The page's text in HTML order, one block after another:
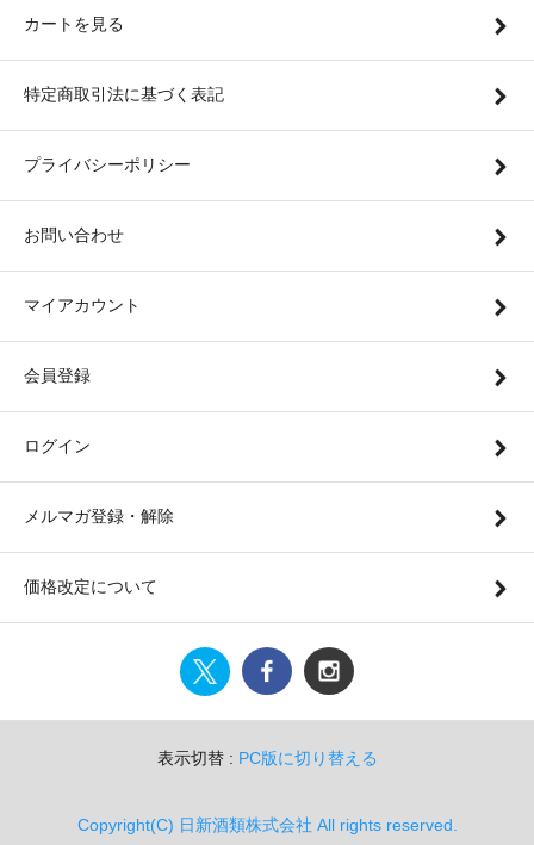
カートを見る
特定商取引法に基づく表記
プライバシーポリシー
お問い合わせ
マイアカウント
会員登録
ログイン
メルマガ登録・解除
価格改定について
表示切替 : PC版に切り替える
Copyright(C) 日新酒類株式会社 All rights reserved.